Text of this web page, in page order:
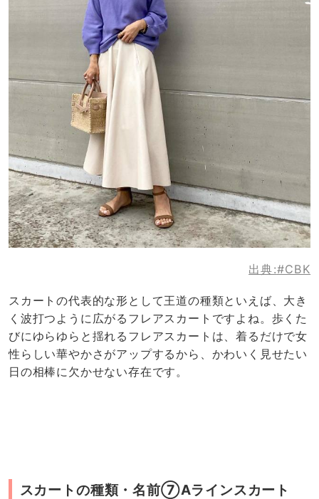
出典:#CBK
スカートの代表的な形として王道の種類といえば、大き
く波打つように広がるフレアスカートですよね。歩くた
びにゆらゆらと揺れるフレアスカートは、着るだけで女
性らしい華やかさがアップするから、かわいく見せたい
日の相棒に欠かせない存在です。
スカートの種類・名前⑦Aラインスカート